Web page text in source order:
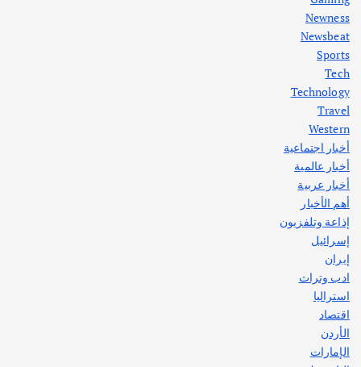
أهم الأخبار
اختتام ورشة السينوغرافيا في مدينة كلباء الاماراتية
أغسطس 3, 2026
Newness
Newsbeat
Sports
Tech
Technology
Travel
Western
أخبار اجتماعية
أخبار عالمية
أخبار عربية
أهم الأخبار
إذاعة وتلفزيون
إسرائيل
إيران
ادب وتراث
استراليا
اقتصاد
الأردن
الإمارات